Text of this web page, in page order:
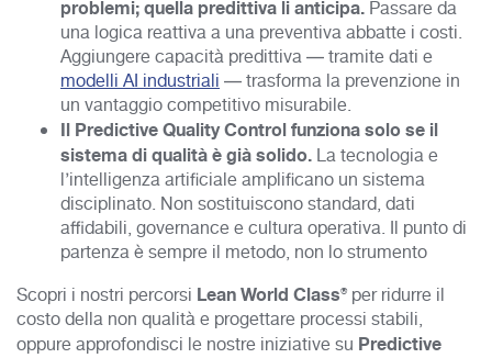
problemi; quella predittiva li anticipa. Passare da
una logica reattiva a una preventiva abbatte i costi.
Aggiungere capacità predittiva — tramite dati e
modelli AI industriali— trasforma la prevenzione in
un vantaggio competitivo misurabile.
Il Predictive Quality Control funziona solo se il
sistema di qualità è già solido. La tecnologia e
l’intelligenza artificiale amplificano un sistema
disciplinato. Non sostituiscono standard, dati
affidabili, governance e cultura operativa. Il punto di
partenza è sempre il metodo, non lo strumento
Scopri i nostri percorsi Lean World Class® per ridurre il
costo della non qualità e progettare processi stabili,
oppure approfondisci le nostre iniziative su Predictive